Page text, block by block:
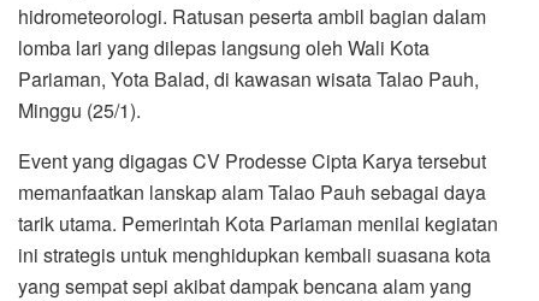
hidrometeorologi. Ratusan peserta ambil bagian dalam
lomba lari yang dilepas langsung oleh Wali Kota
Pariaman, Yota Balad, di kawasan wisata Talao Pauh,
Minggu (25/1).
Event yang digagas CV Prodesse Cipta Karya tersebut
memanfaatkan lanskap alam Talao Pauh sebagai daya
tarik utama. Pemerintah Kota Pariaman menilai kegiatan
ini strategis untuk menghidupkan kembali suasana kota
yang sempat sepi akibat dampak bencana alam yang